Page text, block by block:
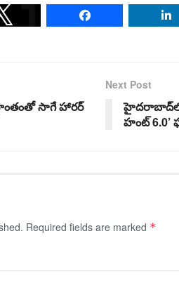
సాగే హారర్
Next Post
హైదరాబాద్‌లో
హంట్ 6.0’
Required fields are marked *